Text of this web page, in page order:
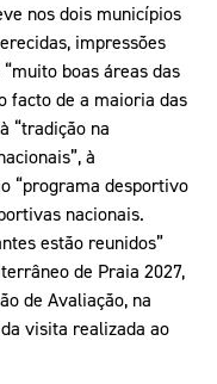
nos dois municípios
impressões
boas áreas das
facto de a maioria das
“tradição na
à
“programa desportivo
nacionais.
estão reunidos”
de Praia 2027,
de Avaliação, na
visita realizada ao